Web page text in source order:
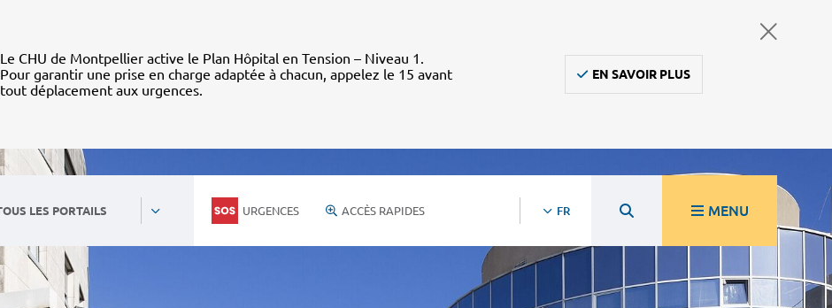
Le CHU de Montpellier active le Plan Hôpital en Tension – Niveau 1.
Pour garantir une prise en charge adaptée à chacun, appelez le 15 avant
tout déplacement aux urgences.
EN SAVOIR PLUS
LES PORTAILS URGENCES ACCÈS RAPIDES FR MENU